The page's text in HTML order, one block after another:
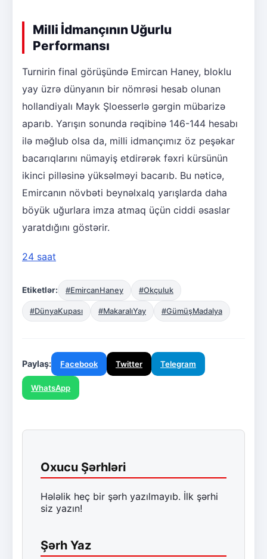
Milli İdmançının Uğurlu
Performansı
Turnirin final görüşündə Emircan Haney, bloklu
yay üzrə dünyanın bir nömrəsi hesab olunan
hollandiyalı Mayk Şloesserlə gərgin mübarizə
aparıb. Yarışın sonunda rəqibinə 146-144 hesabı
ilə məğlub olsa da, milli idmançımız öz peşəkar
bacarıqlarını nümayiş etdirərək fəxri kürsünün
ikinci pilləsinə yüksəlməyi bacarıb. Bu nəticə,
Emircanın növbəti beynəlxalq yarışlarda daha
böyük uğurlara imza atmaq üçün ciddi əsaslar
yaratdığını göstərir.
24 saat
Etiketlər: #EmircanHaney #Okçuluk
#DünyaKupası #MakaralıYay #GümüşMadalya
Paylaş: Facebook Twitter Telegram
WhatsApp
Oxucu Şərhləri
Hələlik heç bir şərh yazılmayıb. İlk şərhi
siz yazın!
Şərh Yaz